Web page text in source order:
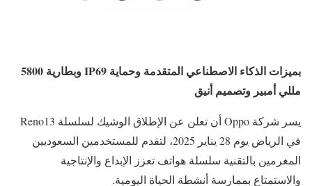
بميزات الذكاء الاصطناعي المتقدمة وحماية IP69
وبطارية 5800
مللي أمبير وتصميم أنيق
يسر شركة Oppo أن تعلن عن الإطلاق الوشيك لسلسلة Reno13
في الرياض يوم 28 يناير 2025، لتقدم للمستخدمين السعوديين
المغرمين بالتقنية سلسلة هواتف تعزز الإبداع والإنتاجية
والاستمتاع بممارسة أنشطة الحياة اليومية.